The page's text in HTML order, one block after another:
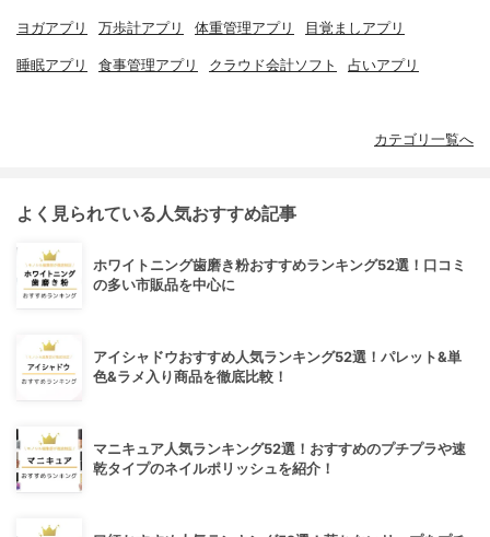
ヨガアプリ 万歩計アプリ 体重管理アプリ 目覚ましアプリ
睡眠アプリ 食事管理アプリ クラウド会計ソフト 占いアプリ
カテゴリ一覧へ
よく見られている人気おすすめ記事
ホワイトニング歯磨き粉おすすめランキング52選！口コミ
の多い市販品を中心に
アイシャドウおすすめ人気ランキング52選！パレット&単
色&ラメ入り商品を徹底比較！
マニキュア人気ランキング52選！おすすめのプチプラや速
乾タイプのネイルポリッシュを紹介！